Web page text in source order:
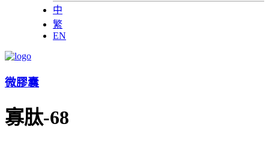
中
繁
EN
微膠囊
寡肽-68